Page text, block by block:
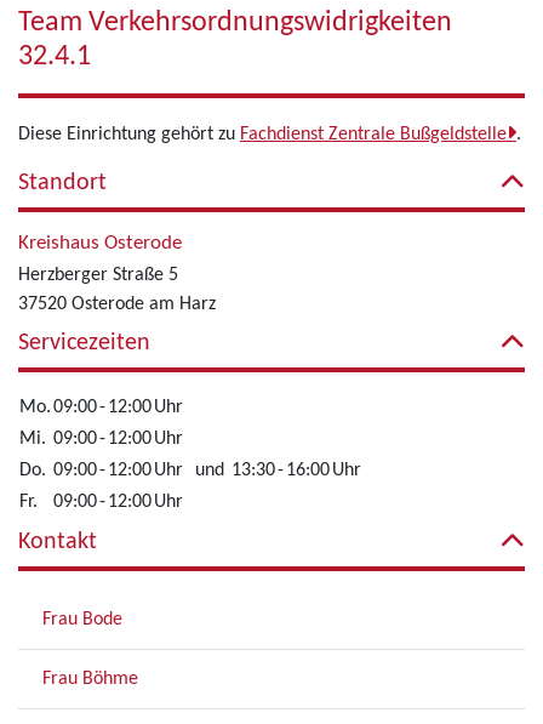
Team Verkehrsordnungswidrigkeiten
32.4.1
Diese Einrichtung gehört zu Fachdienst Zentrale Bußgeldstelle .
Standort
Kreishaus Osterode
Herzberger Straße 5
37520 Osterode am Harz
Servicezeiten
Mo.09:00-12:00Uhr
Mi. 09:00-12:00Uhr
Do. 09:00-12:00Uhr und 13:30-16:00Uhr
Fr.
09:00-12:00Uhr
Kontakt
Frau Bode
Frau Böhme